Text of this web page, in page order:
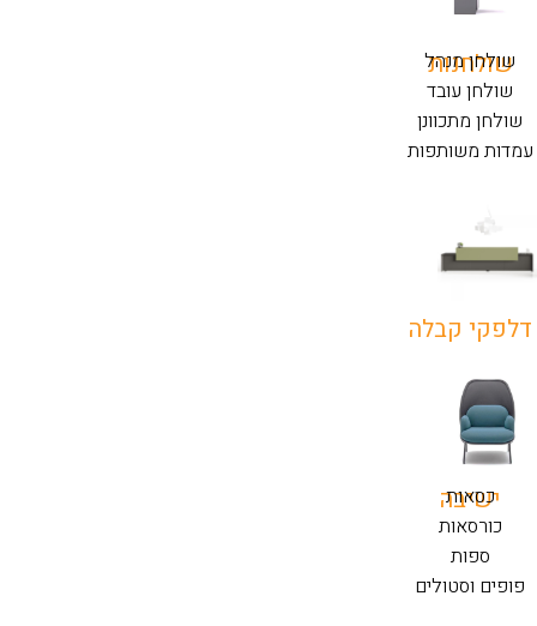
שולחנות
שולחן מנהל
שולחן עובד
שולחן מתכוונן
עמדות משותפות
דלפקי קבלה
ישיבה
כסאות
כורסאות
ספות
פופים וסטולים